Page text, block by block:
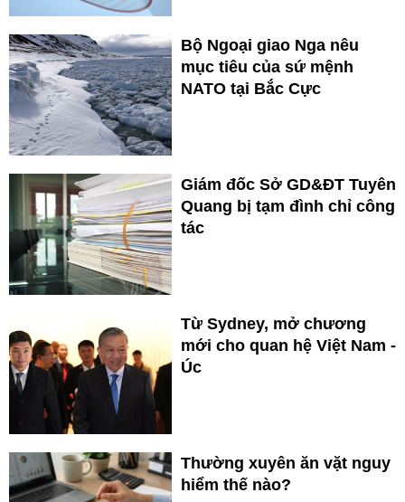
Bộ Ngoại giao Nga nêu
mục tiêu của sứ mệnh
NATO tại Bắc Cực
Giám đốc Sở GD&ĐT Tuyên
Quang bị tạm đình chỉ công
tác
Từ Sydney, mở chương
mới cho quan hệ Việt Nam -
Úc
Thường xuyên ăn vặt nguy
hiểm thế nào?